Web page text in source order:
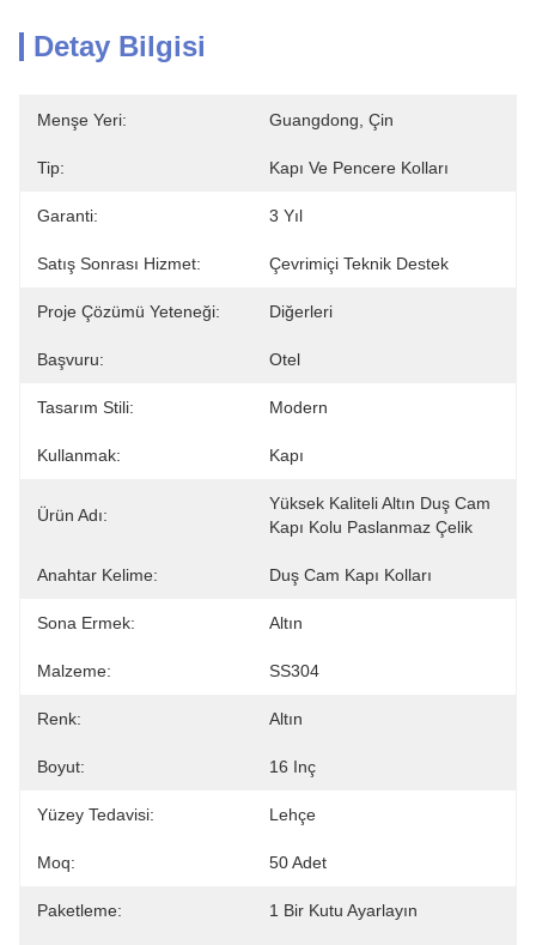
Detay Bilgisi
Menşe Yeri: Guangdong, Çin
Tip: Kapı Ve Pencere Kolları
Garanti: 3 Yıl
Satış Sonrası Hizmet: Çevrimiçi Teknik Destek
Proje Çözümü Yeteneği: Diğerleri
Başvuru: Otel
Tasarım Stili: Modern
Kullanmak: Kapı
Ürün Adı:
Yüksek Kaliteli Altın Duş Cam
Kapı Kolu Paslanmaz Çelik
Anahtar Kelime: Duş Cam Kapı Kolları
Sona Ermek: Altın
Malzeme: SS304
Renk: Altın
Boyut: 16 Inç
Yüzey Tedavisi: Lehçe
Moq: 50 Adet
Paketleme: 1 Bir Kutu Ayarlayın